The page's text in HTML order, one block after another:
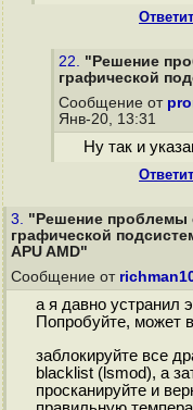
22. "Решение
графической
Сообщение от
Янв-20, 13:31
Ну так и
3. "Решение проблемы
графической
APU AMD"
Сообщение от
а я давно устранил
Попробуйте, может
заблокируйте все
blacklist (lsmod), а
просканируйте и